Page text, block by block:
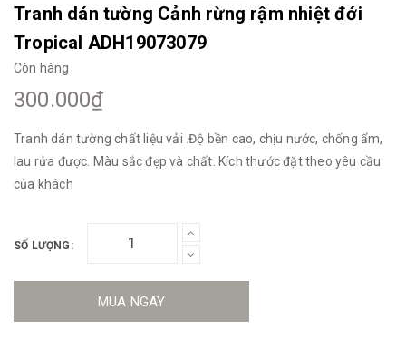
Tranh dán tường Cảnh rừng rậm nhiệt đới
Tropical ADH19073079
Còn hàng
300.000₫
Tranh dán tường chất liệu vải .Độ bền cao, chịu nước, chống ẩm,
lau rửa được. Màu sắc đẹp và chất. Kích thước đặt theo yêu cầu
của khách
SỐ LƯỢNG:
MUA NGAY